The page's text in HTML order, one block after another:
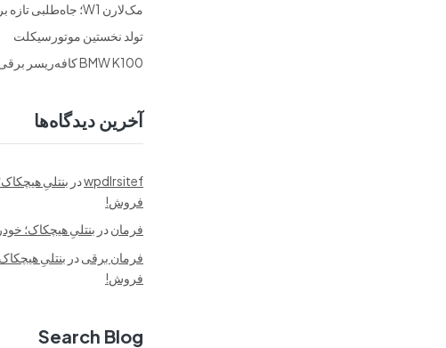
مک‌لارن W1؛ جاه‌طلبی تازه برای رسیدن به اوج
تولد نخستین موتورسیکلت
BMW K100 کافه‌ریسر برقی؛ سکوتی که غافلگیرتان می‌کند
آخرین دیدگاه‌ها
wpdlrsitefدر بنتلیِ
فروش!
فرماندر بنتلیِ هیچکاک؛
فرمان برقیدر بنتلیِ
فروش!
Search Blog